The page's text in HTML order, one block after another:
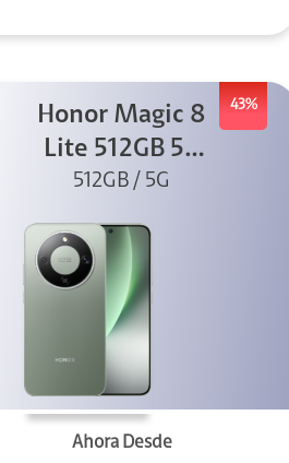
43%
Honor Magic 8
Lite 512GB 5G
Verde
512GB / 5G
Ahora Desde